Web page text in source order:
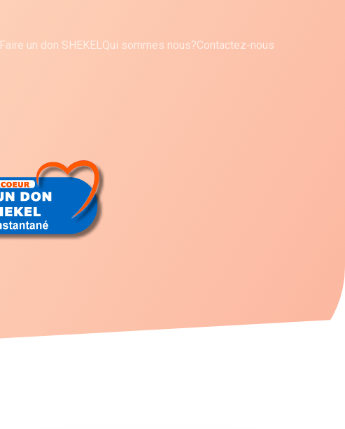
Faire un don SHEKELQui sommes nous?Contactez-nous